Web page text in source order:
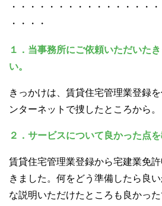
・・・・・・・・・・・・・・・
・・・・
１．当事務所にご依頼いただいた
い。
きっかけは、賃貸住宅管理業登録
ンターネットで捜したところから。
２．サービスについて良かった点を
賃貸住宅管理業登録から宅建業免
きました。何をどう準備したら良
な説明いただけたところも良かっ